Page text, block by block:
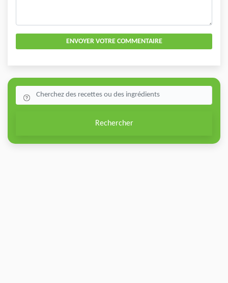
ENVOYER VOTRE COMMENTAIRE
Rechercher